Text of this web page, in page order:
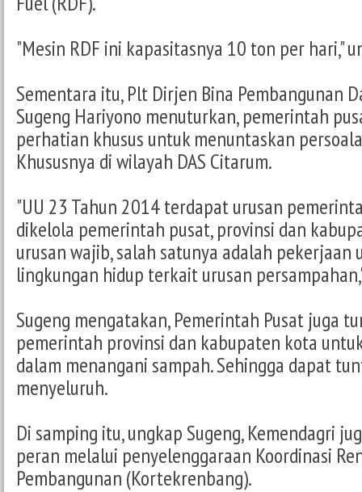
"Mesin RDF ini kapasitasnya 10 ton per hari,"
Sementara itu, Plt Dirjen Bina Pembangunan
Sugeng Hariyono menuturkan, pemerintah
perhatian khusus untuk menuntaskan
Khususnya di wilayah DAS Citarum.
"UU 23 Tahun 2014 terdapat urusan
dikelola pemerintah pusat, provinsi dan
urusan wajib, salah satunya adalah pekerjaan
lingkungan hidup terkait urusan
Sugeng mengatakan, Pemerintah Pusat juga
pemerintah provinsi dan kabupaten kota
dalam menangani sampah. Sehingga dapat
menyeluruh.
Di samping itu, ungkap Sugeng, Kemendagri
peran melalui penyelenggaraan Koordinasi
Pembangunan (Kortekrenbang).